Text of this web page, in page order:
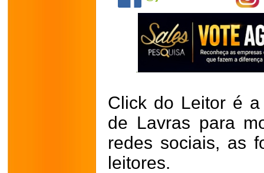
Click do Leitor é
de Lavras para
redes sociais, as
leitores.